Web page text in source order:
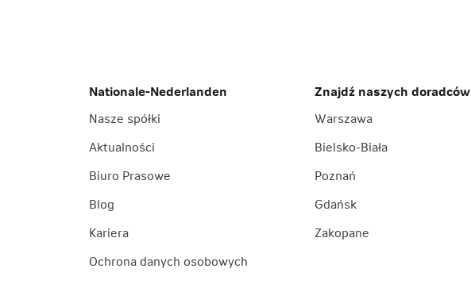
Nationale-Nederlanden
Nasze spółki
Aktualności
Biuro Prasowe
Blog
Kariera
Ochrona danych osobowych
Znajdź naszych doradców
Warszawa
Bielsko-Biała
Poznań
Gdańsk
Zakopane